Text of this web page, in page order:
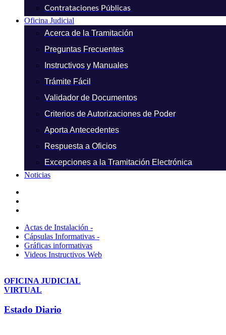
Contrataciones Públicas
Oficina Judicial
Acerca de la Tramitación
Preguntas Frecuentes
Instructivos y Manuales
Trámite Fácil
Validador de Documentos
Criterios de Autorizaciones de Poder
Aporta Antecedentes
Respuesta a Oficios
Excepciones a la Tramitación Electrónica
Noticias
Actas de Instalación -
Cápsulas Informativas -
Gráficas informativas
Videos Instructivos Web
OFICINA JUDICIAL
VIRTUAL
Estado Diario